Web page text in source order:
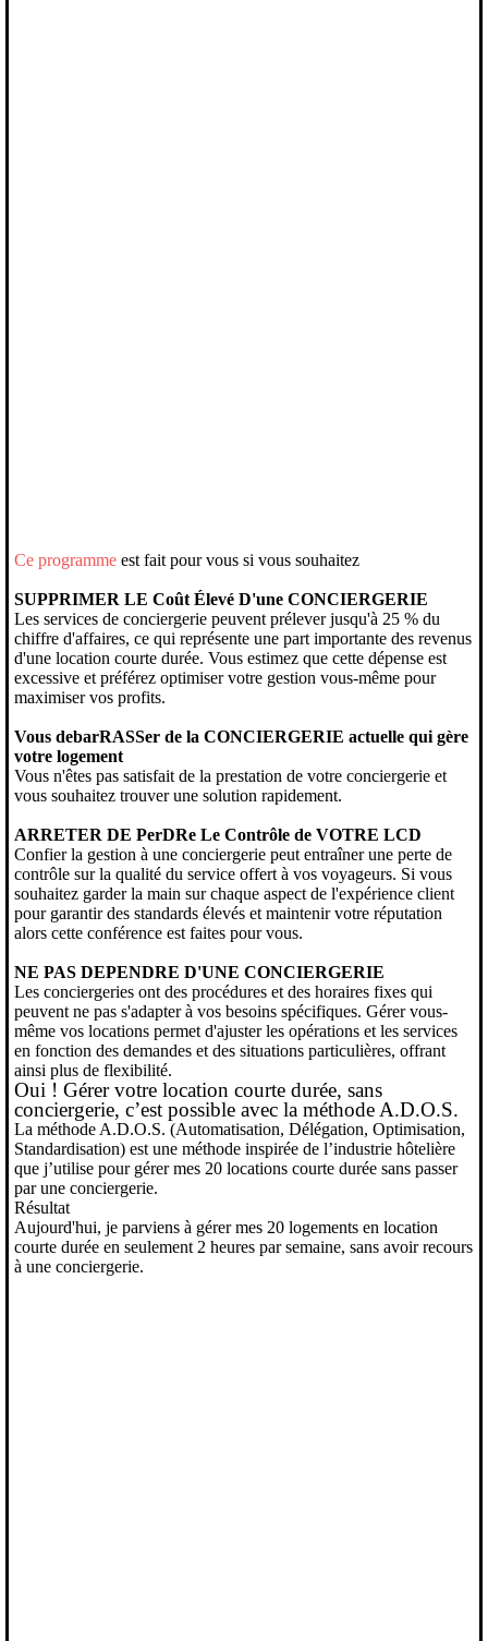
Ce programme est fait pour vous si vous souhaitez
SUPPRIMER LE Coût Élevé D'une CONCIERGERIE
Les services de conciergerie peuvent prélever jusqu'à 25 % du
chiffre d'affaires, ce qui représente une part importante des revenus
d'une location courte durée. Vous estimez que cette dépense est
excessive et préférez optimiser votre gestion vous-même pour
maximiser vos profits.
Vous debarRASSer de la CONCIERGERIE actuelle qui gère
votre logement
Vous n'êtes pas satisfait de la prestation de votre conciergerie et
vous souhaitez trouver une solution rapidement.
ARRETER DE PerDRe Le Contrôle de VOTRE LCD
Confier la gestion à une conciergerie peut entraîner une perte de
contrôle sur la qualité du service offert à vos voyageurs. Si vous
souhaitez garder la main sur chaque aspect de l'expérience client
pour garantir des standards élevés et maintenir votre réputation
alors cette conférence est faites pour vous.
NE PAS DEPENDRE D'UNE CONCIERGERIE
Les conciergeries ont des procédures et des horaires fixes qui
peuvent ne pas s'adapter à vos besoins spécifiques. Gérer vous-
même vos locations permet d'ajuster les opérations et les services
en fonction des demandes et des situations particulières, offrant
ainsi plus de flexibilité.
Oui ! Gérer votre location courte durée, sans
conciergerie, c’est possible avec la méthode A.D.O.S.
La méthode A.D.O.S. (Automatisation, Délégation, Optimisation,
Standardisation) est une méthode inspirée de l’industrie hôtelière
que j’utilise pour gérer mes 20 locations courte durée sans passer
par une conciergerie.
Résultat
Aujourd'hui, je parviens à gérer mes 20 logements en location
courte durée en seulement 2 heures par semaine, sans avoir recours
à une conciergerie.